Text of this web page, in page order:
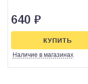
640 ₽
Наличие в магазинах
КУПИТЬ